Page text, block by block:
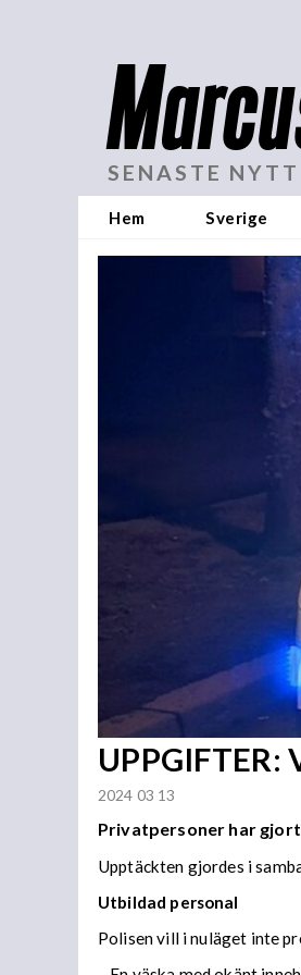
SENASTE
Hem Sverige
2024 03 13
Privatpersoner har gjort
Upptäckten gjordes i
Utbildad personal
Polisen vill i nuläget inte